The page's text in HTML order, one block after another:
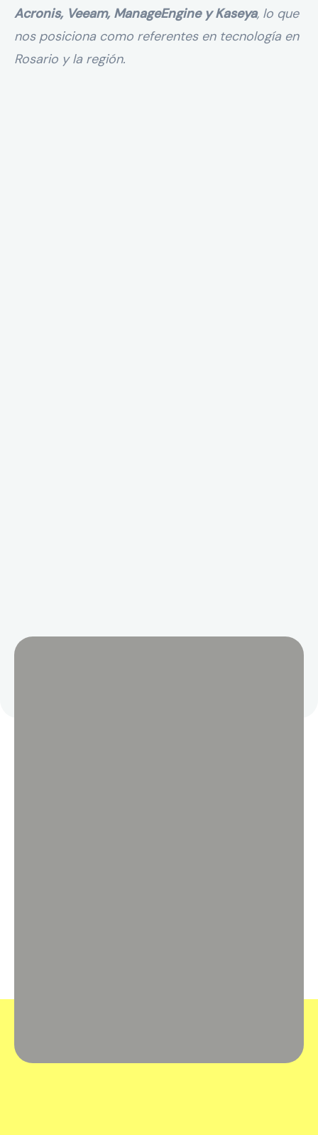
Acronis, Veeam, ManageEngine y Kaseya, lo que
nos posiciona como referentes en tecnología en
Rosario y la región.